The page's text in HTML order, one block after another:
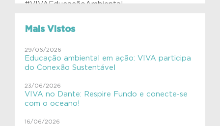
#VIVAEducaçãoAmbiental
#VIVAfilhotes
#VIVAJulianaMolás
#VIVAMamíferosAquáticos
#VIVAnasEscolas
#VIVAnasEscolas
Mais Vistos
29/06/2026
Educação ambiental em ação: VIVA participa
do Conexão Sustentável
23/06/2026
VIVA no Dante: Respire Fundo e conecte-se
com o oceano!
16/06/2026